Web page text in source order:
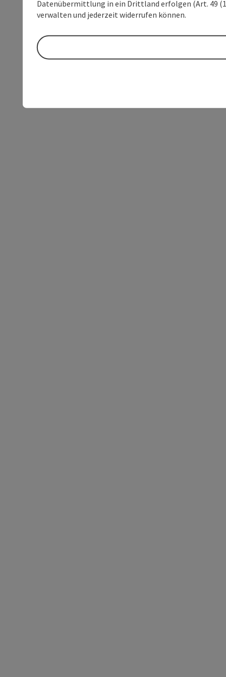
Datenübermittlung in ein Drittland erfolgen (Art. 49
verwalten und jederzeit widerrufen können.